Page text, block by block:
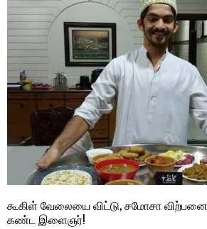
கூகிள் வேலையை விட்டு, சமோசா
கண்ட இளைஞர்!